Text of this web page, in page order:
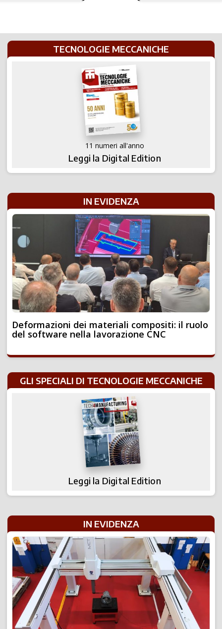
TECNOLOGIE MECCANICHE
11 numeri all'anno
Leggi la Digital Edition
IN EVIDENZA
Deformazioni dei materiali compositi: il ruolo
del software nella lavorazione CNC
GLI SPECIALI DI TECNOLOGIE MECCANICHE
Leggi la Digital Edition
IN EVIDENZA